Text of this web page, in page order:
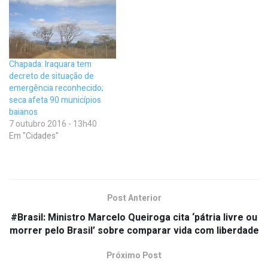
Chapada: Iraquara tem
decreto de situação de
emergência reconhecido;
seca afeta 90 municípios
baianos
7 outubro 2016 - 13h40
Em "Cidades"
Post Anterior
#Brasil: Ministro Marcelo Queiroga cita ‘pátria livre ou
morrer pelo Brasil’ sobre comparar vida com liberdade
Próximo Post